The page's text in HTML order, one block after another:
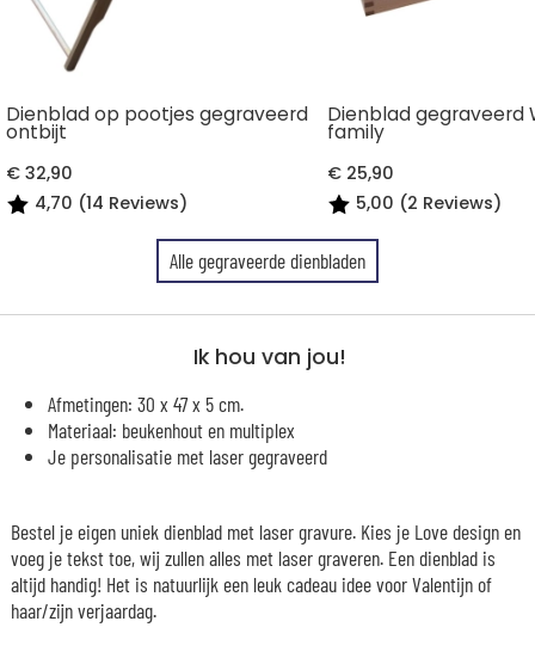
Dienblad op pootjes gegraveerd
ontbijt
€ 32,90
4,70 (14 Reviews)
Dienblad gegraveerd
family
€ 25,90
5,00 (2 Reviews)
Alle gegraveerde dienbladen
Ik hou van jou!
Afmetingen: 30 x 47 x 5 cm.
Materiaal: beukenhout en multiplex
Je personalisatie met laser gegraveerd
Bestel je eigen uniek dienblad met laser gravure. Kies je Love design en
voeg je tekst toe, wij zullen alles met laser graveren. Een dienblad is
altijd handig! Het is natuurlijk een leuk cadeau idee voor Valentijn of
haar/zijn verjaardag.